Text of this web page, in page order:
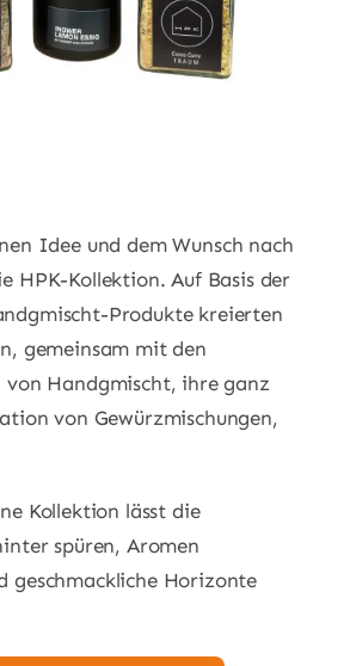
Idee und dem Wunsch nach
HPK-Kollektion. Auf Basis der
Produkte kreierten
gemeinsam mit den
von Handgmischt, ihre ganz
von Gewürzmischungen,
Kollektion lässt die
spüren, Aromen
geschmackliche Horizonte